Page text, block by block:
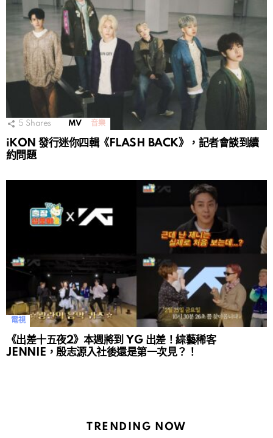
5 Shares MV 音樂
iKON 發行迷你四輯《FLASH BACK》，記者會談到續
約問題
電視
《出差十五夜2》本週將到 YG 出差！綜藝稀客
JENNIE，殷志源入社後還是第一次見？！
TRENDING NOW